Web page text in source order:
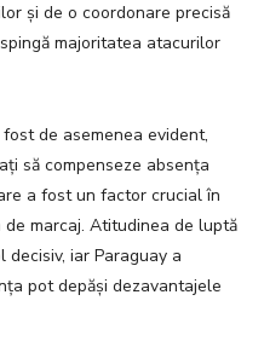
și de o coordonare precisă
majoritatea atacurilor
de asemenea evident,
să compenseze absența
a fost un factor crucial în
marcaj. Atitudinea de luptă
iar Paraguay a
pot depăși dezavantajele